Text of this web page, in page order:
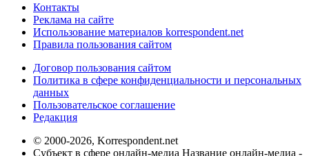
Контакты
Реклама на сайте
Использование материалов korrespondent.net
Правила пользования сайтом
Договор пользования сайтом
Политика в сфере конфиденциальности и персональных
данных
Пользовательское соглашение
Редакция
© 2000-2026, Korrespondent.net
Субъект в сфере онлайн-медиа Название онлайн-медиа -